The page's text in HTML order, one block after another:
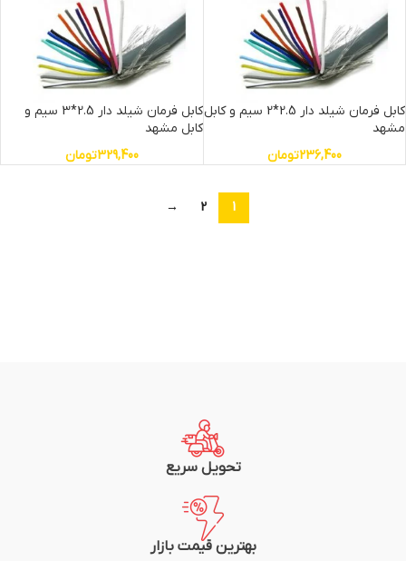
کابل فرمان شیلد دار 2.5*2 سیم و کابل
مشهد
236,400تومان
کابل فرمان شیلد دار 2.5*3 سیم و
کابل مشهد
329,400تومان
1
2
→
تحویل سریع
بهترین قیمت بازار